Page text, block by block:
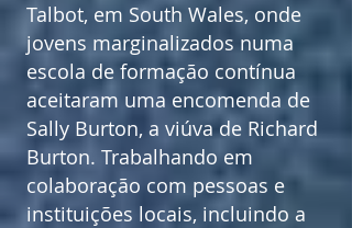
Talbot, em South Wales, onde
jovens marginalizados numa
escola de formação contínua
aceitaram uma encomenda de
Sally Burton, a viúva de Richard
Burton. Trabalhando em
colaboração com pessoas e
instituições locais, incluindo a